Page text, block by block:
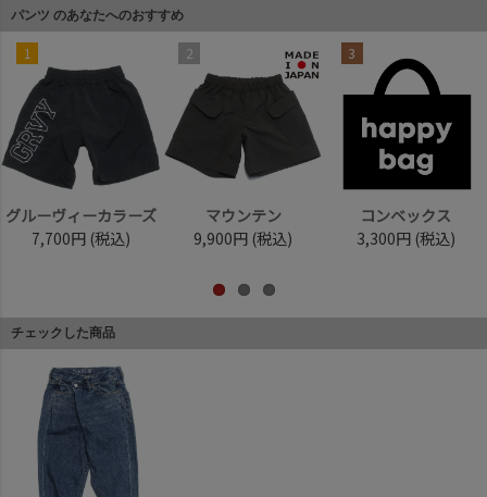
パンツ のあなたへのおすすめ
1
グルーヴィーカラーズ
7,700円 (税込)
2
マウンテン
9,900円 (税込)
3
コンベックス
3,300円 (税込)
チェックした商品